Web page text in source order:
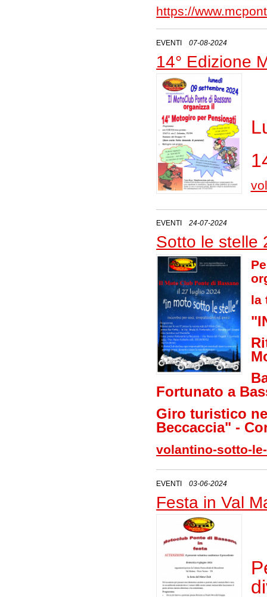
https://
EVENTI 07-08-2024
14° Edizione
EVENTI 24-07-2024
Sotto le stelle
la
Fortunato a
Giro turistico
Beccaccia" -
volantino-sotto-
EVENTI 03-06-2024
Festa in Val